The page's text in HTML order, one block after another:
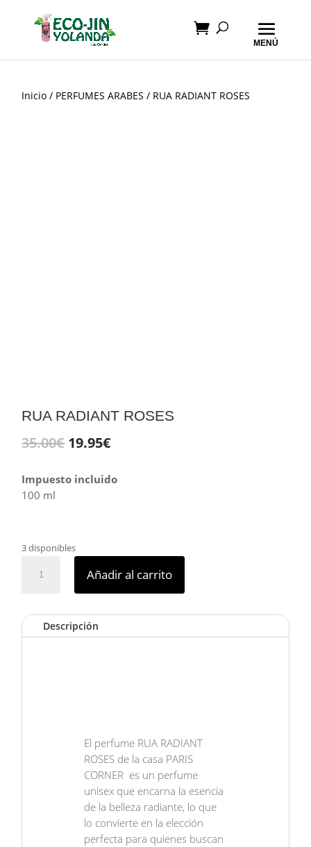
Inicio / PERFUMES ARABES / RUA RADIANT ROSES
RUA RADIANT ROSES
35.00€ El
original
19.95€El
actual
Impuesto incluido
100 ml
3 disponibles
RADIANT
cantidad
Añadir al carrito
Descripción
El perfume RUA RADIANT
ROSES de la casa PARIS
CORNER es un perfume
unisex que encarna la esencia
de la belleza radiante, lo que
lo convierte en la elección
perfecta para quienes buscan